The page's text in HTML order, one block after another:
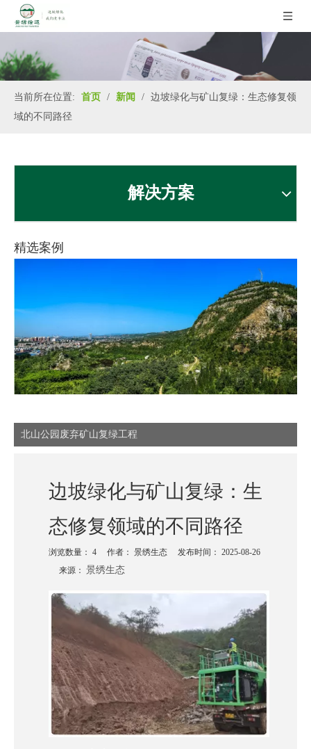
当前所在位置: 首页 / 新闻 / 边坡绿化与矿山复绿：生态修复领
域的不同路径
解决方案
精选案例
北山公园废弃矿山复绿工程
边坡绿化与矿山复绿：生
态修复领域的不同路径
浏览数量： 4 作者： 景绣生态 发布时间： 2025-08-26
来源： 景绣生态
["wechat","weibo","qzone","douban","email"]